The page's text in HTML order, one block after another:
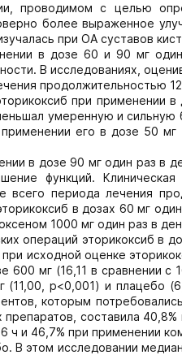
проводимом с целью
более выраженное
при ОА суставов
в дозе 60 и 90 мг
В исследованиях,
продолжительностью
при применении
умеренную и сильную
его в дозе 50
в дозе 90 мг один раз в
функций. Клиническая
всего периода лечения
в дозах 60 мг
1000 мг один раз в
операций эторикоксиб в
исходной оценке
мг (16,11 в сравнении с
p<0,001) и плацебо
которым
составила 40,8%
и 46,7% при применении
В этом исследовании